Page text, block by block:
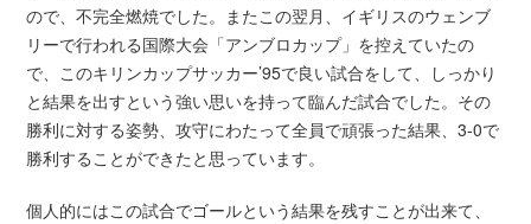
ので、不完全燃焼でした。またこの翌月、イギリスのウェンブ
リーで行われる国際大会「アンブロカップ」を控えていたの
で、このキリンカップサッカー’95で良い試合をして、しっかり
と結果を出すという強い思いを持って臨んだ試合でした。その
勝利に対する姿勢、攻守にわたって全員で頑張った結果、3-0で
勝利することができたと思っています。
個人的にはこの試合でゴールという結果を残すことが出来て、